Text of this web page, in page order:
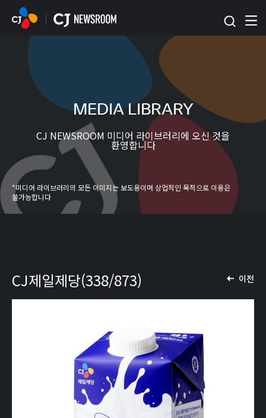
본문 바로가기
MEDIA LIBRARY
CJ NEWSROOM 미디어 라이브러리에 오신 것을
환영합니다
*미디어 라이브러리의 모든 이미지는 보도용이며 상업적인 목적으로 이용은
불가능합니다
이전
CJ제일제당(338/873)